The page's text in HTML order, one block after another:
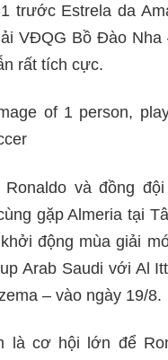
trước Estrela da
VĐQG Bồ Đào Nha
rất tích cực.
Ronaldo và đồng
gặp Almeria tại
động mùa giải
Arab Saudi với Al
– vào ngày 19/8.
là cơ hội lớn để